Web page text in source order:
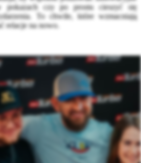
pokazach czy po prostu cieszyć się
To chwile, które wzmacniają
relacje na nowo.